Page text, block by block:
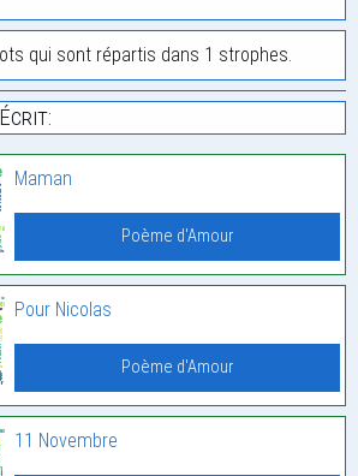
qui sont répartis dans 1 strophes.
Maman
Poème d'Amour
Pour Nicolas
Poème d'Amour
11 Novembre